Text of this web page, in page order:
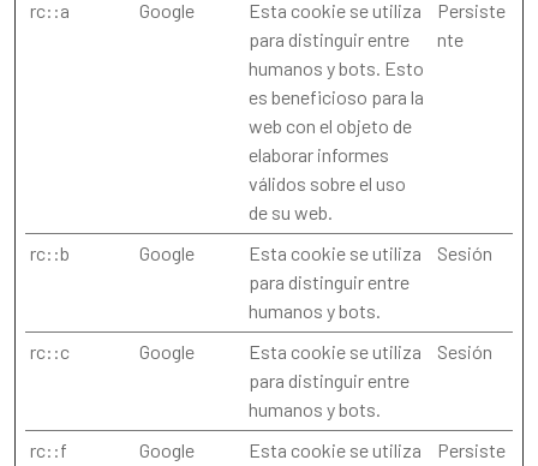
rc::a Google
Esta cookie se utiliza
para distinguir entre
humanos y bots. Esto
es beneficioso para la
web con el objeto de
elaborar informes
válidos sobre el uso
de su web.
Persiste
nte
rc::b Google
Esta cookie se utiliza
para distinguir entre
humanos y bots.
Sesión
rc::c Google
Esta cookie se utiliza
para distinguir entre
humanos y bots.
Sesión
rc::f Google
Esta cookie se utiliza
Persiste